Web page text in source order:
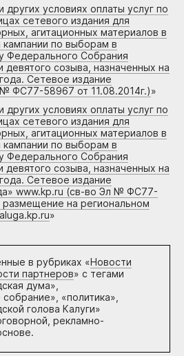
условиях оплаты услуг по
сетевого издания для
агитационных материалов в
по выборам в
Федерального Собрания
созыва, назначенных на
Сетевое издание
ФС77-58967 от 11.08.2014г.)»
условиях оплаты услуг по
сетевого издания для
агитационных материалов в
по выборам в
Федерального Собрания
созыва, назначенных на
Сетевое издание
www.kp.ru (св-во Эл № ФС77-
размещение на региональном
»
в рубриках «Новости
партнеров» с тегами
дума»,
«политика»,
голова Калуги»
рекламно-